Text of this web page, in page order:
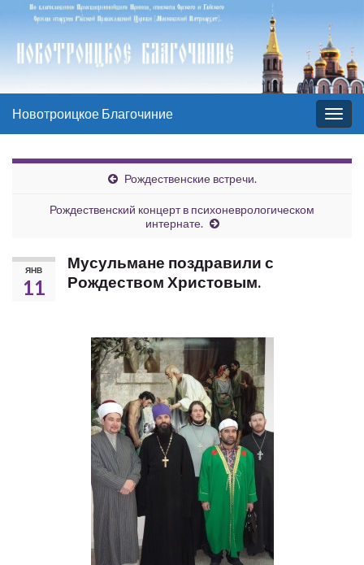
Вкл/
выкл
Новотроицкое Благочиние
Рождественские встречи.
Рождественский концерт в психоневрологическом
интернате.
ЯНВ
11
Мусульмане поздравили с
Рождеством Христовым.